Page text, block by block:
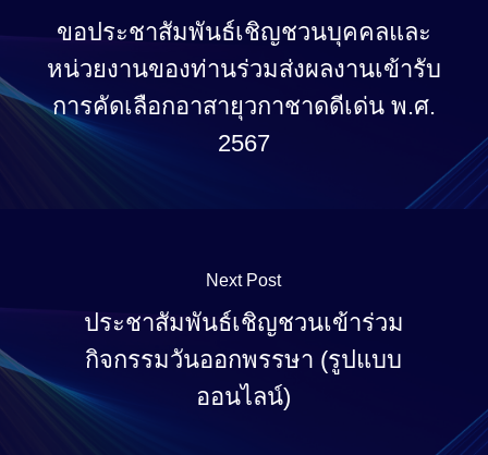
ขอประชาสัมพันธ์เชิญชวนบุคคลและ
หน่วยงานของท่านร่วมส่งผลงานเข้ารับ
การคัดเลือกอาสายุวกาชาดดีเด่น พ.ศ.
2567
Next Post
ประชาสัมพันธ์เชิญชวนเข้าร่วม
กิจกรรมวันออกพรรษา (รูปแบบ
ออนไลน์)